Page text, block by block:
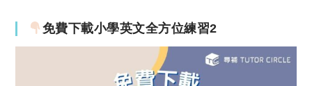
免費下載小學英文全方位練習2